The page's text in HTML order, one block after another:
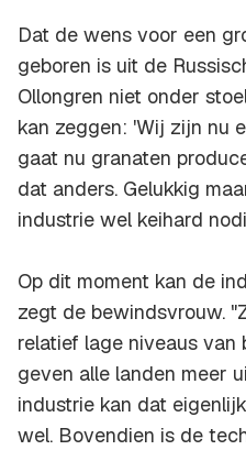
Dat de wens voor een
geboren is uit de
Ollongren niet onder
kan zeggen: 'Wij zijn nu
gaat nu granaten
dat anders. Gelukkig
industrie wel keihard
Op dit moment kan de
zegt de bewindsvrouw.
relatief lage niveaus van
geven alle landen meer
industrie kan dat
wel. Bovendien is de